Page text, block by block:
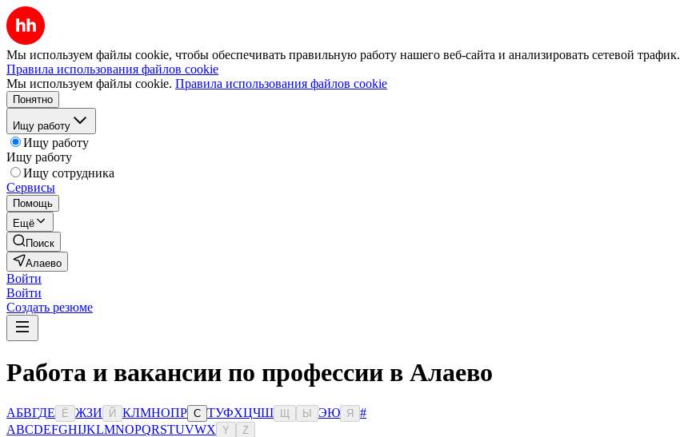
Мы используем файлы cookie, чтобы обеспечивать правильную работу нашего веб-сайта и анализировать сетевой трафик.
Правила использования файлов cookie
Мы используем файлы cookie. Правила использования файлов cookie
Понятно
Ищу работу
Ищу работу
Ищу работу
Ищу сотрудника
Сервисы
Помощь
Ещё
Поиск
Алаево
Войти
Войти
Создать резюме
Работа и вакансии по профессии в Алаево
АБВГДЕ Ё ЖЗИ Й КЛМНОПР С ТУФХЦЧШ Ы ЭЮ Я
#
ABCDEFGHIJKLMNOPQRSTUVWX Y Z